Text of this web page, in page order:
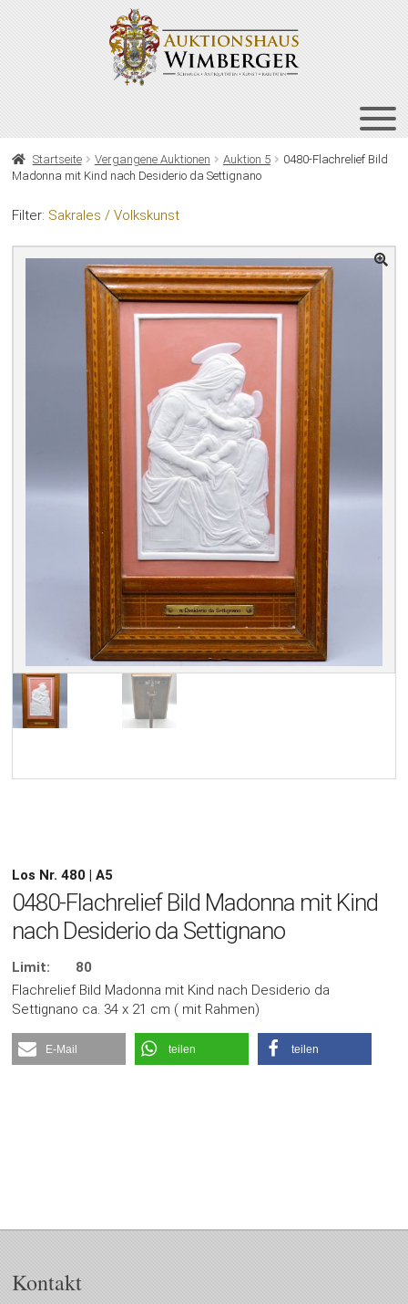
HOME
VERGANGENE AUKTIONEN
ÜBER UNS
KONTAKT
NEWSLETTER
Startseite Vergangene Auktionen Auktion 5
0480-Flachrelief Bild
Madonna mit Kind nach Desiderio da Settignano
Filter: Sakrales / Volkskunst
Los Nr. 480 | A5
0480-Flachrelief Bild Madonna mit Kind
nach Desiderio da Settignano
Limit:
80
Flachrelief Bild Madonna mit Kind nach Desiderio da
Settignano ca. 34 x 21 cm ( mit Rahmen)
E-Mail teilen teilen
Kontakt